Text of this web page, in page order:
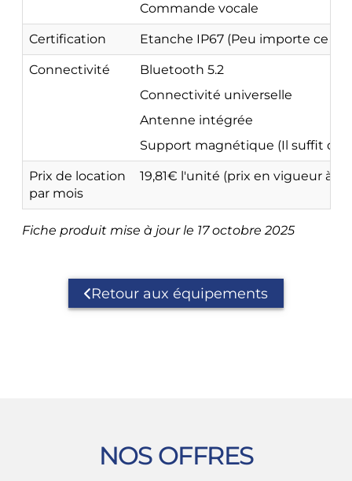
Commande vocale
Certification Etanche IP67 (Peu importe ce
Connectivité
Bluetooth 5.2
Connectivité universelle
Antenne intégrée
Support magnétique (Il suffit
Prix de location
par mois
19,81€ l'unité (prix en vigueur à
Fiche produit mise à jour le 17 octobre 2025
Retour aux équipements
NOS OFFRES